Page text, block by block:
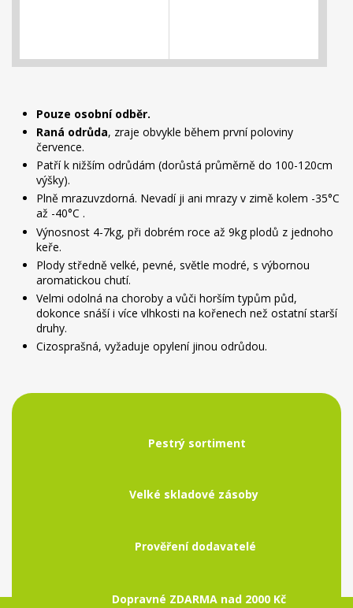
Pouze osobní odběr.
Raná odrůda, zraje obvykle během první poloviny
července.
Patří k nižším odrůdám (dorůstá průměrně do 100-120cm
výšky).
Plně mrazuvzdorná. Nevadí ji ani mrazy v zimě kolem -35°C
až -40°C .
Výnosnost 4-7kg, při dobrém roce až 9kg plodů z jednoho
keře.
Plody středně velké, pevné, světle modré, s výbornou
aromatickou chutí.
Velmi odolná na choroby a vůči horším typům půd,
dokonce snáší i více vlhkosti na kořenech než ostatní starší
druhy.
Cizosprašná, vyžaduje opylení jinou odrůdou.
Pestrý sortiment
Velké skladové zásoby
Prověření dodavatelé
Dopravné ZDARMA nad 2000 Kč